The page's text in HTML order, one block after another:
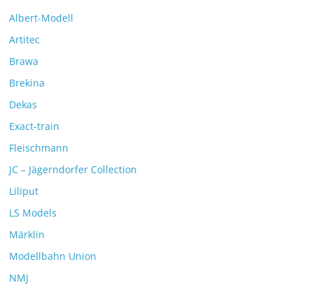
Albert-Modell
Artitec
Brawa
Brekina
Dekas
Exact-train
Fleischmann
JC – Jägerndorfer Collection
Liliput
LS Models
Märklin
Modellbahn Union
NMJ